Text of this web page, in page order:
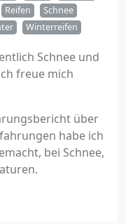
Reifen
Schnee
Winterreifen
Schnee und
freue mich
über
habe ich
bei Schnee,